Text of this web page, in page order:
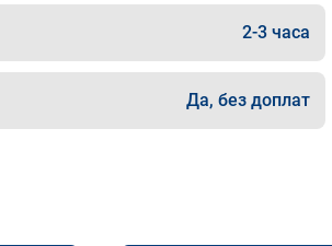
2-3 часа
Да, без доплат